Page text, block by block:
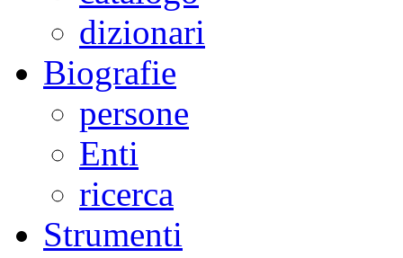
dizionari
Biografie
persone
Enti
ricerca
Strumenti